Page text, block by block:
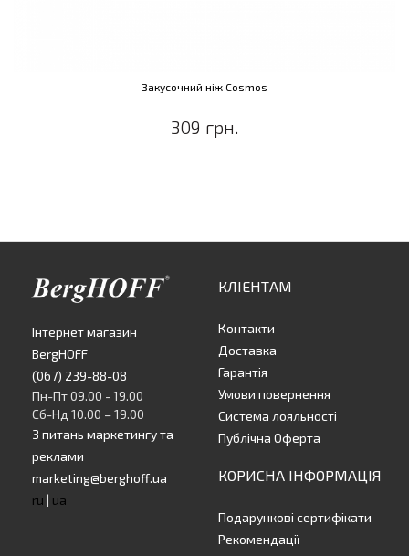
Закусочний ніж Cosmos
309 грн.
Інтернет магазин
BergHOFF
(067) 239-88-08
Пн-Пт 09.00 - 19.00
Сб-Нд 10.00 – 19.00
З питань маркетингу та
реклами
marketing@berghoff.ua
ru | ua
КЛІЕНТАМ
Контакти
Доставка
Гарантія
Умови повернення
Система лояльності
Публічна Оферта
КОРИСНА ІНФОРМАЦІЯ
Подарункові сертифікати
Рекомендації